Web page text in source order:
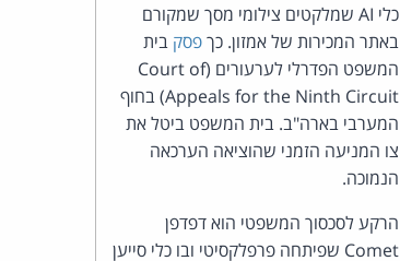
כלי AI שמלקטים צילומי מסך שמקורם
באתר המכירות של אמזון. כךפסק בית
המשפט הפדרלי לערעורים (Court of
Appeals for the Ninth Circuit) בחוף
המערבי בארה"ב. בית המשפט ביטל את
צו המניעה הזמני שהוציאה הערכאה
הנמוכה.
הרקע לסכסוך המשפטי הוא דפדפן
Comet שפיתחה פרפלקסיטי ובו כלי סייען